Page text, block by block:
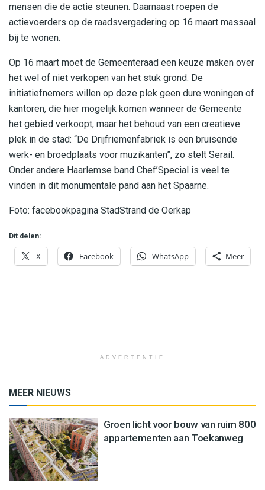
mensen die de actie steunen. Daarnaast roepen de
actievoerders op de raadsvergadering op 16 maart massaal
bij te wonen.
Op 16 maart moet de Gemeenteraad een keuze maken over
het wel of niet verkopen van het stuk grond. De
initiatiefnemers willen op deze plek geen dure woningen of
kantoren, die hier mogelijk komen wanneer de Gemeente
het gebied verkoopt, maar het behoud van een creatieve
plek in de stad: “De Drijfriemenfabriek is een bruisende
werk- en broedplaats voor muzikanten”, zo stelt Serail.
Onder andere Haarlemse band Chef’Special is veel te
vinden in dit monumentale pand aan het Spaarne.
Foto: facebookpagina StadStrand de Oerkap
Dit delen:
X Facebook WhatsApp Meer
ADVERTENTIE
MEER NIEUWS
Groen licht voor bouw van ruim 800
appartementen aan Toekanweg